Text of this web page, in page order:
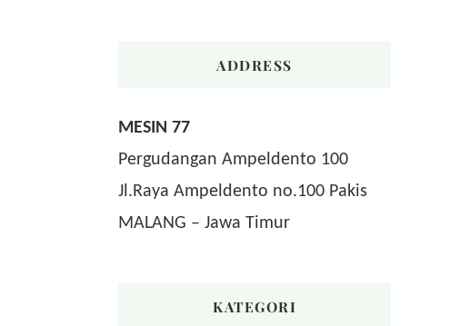
ADDRESS
MESIN 77
Pergudangan Ampeldento 100
Jl.Raya Ampeldento no.100 Pakis
MALANG – Jawa Timur
KATEGORI